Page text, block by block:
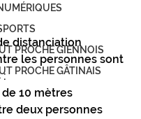
PROCHE GIENNOIS
PROCHE GÂTINAIS
distanciation
les personnes sont
:
10 mètres
deux personnes